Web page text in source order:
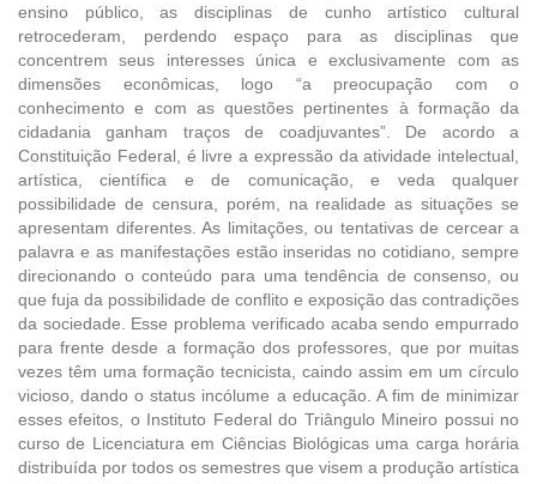
ensino público, as disciplinas de cunho artístico cultural
retrocederam, perdendo espaço para as disciplinas que
concentrem seus interesses única e exclusivamente com as
dimensões econômicas, logo “a preocupação com o
conhecimento e com as questões pertinentes à formação da
cidadania ganham traços de coadjuvantes”. De acordo a
Constituição Federal, é livre a expressão da atividade intelectual,
artística, científica e de comunicação, e veda qualquer
possibilidade de censura, porém, na realidade as situações se
apresentam diferentes. As limitações, ou tentativas de cercear a
palavra e as manifestações estão inseridas no cotidiano, sempre
direcionando o conteúdo para uma tendência de consenso, ou
que fuja da possibilidade de conflito e exposição das contradições
da sociedade. Esse problema verificado acaba sendo empurrado
para frente desde a formação dos professores, que por muitas
vezes têm uma formação tecnicista, caindo assim em um círculo
vicioso, dando o status incólume a educação. A fim de minimizar
esses efeitos, o Instituto Federal do Triângulo Mineiro possui no
curso de Licenciatura em Ciências Biológicas uma carga horária
distribuída por todos os semestres que visem a produção artística